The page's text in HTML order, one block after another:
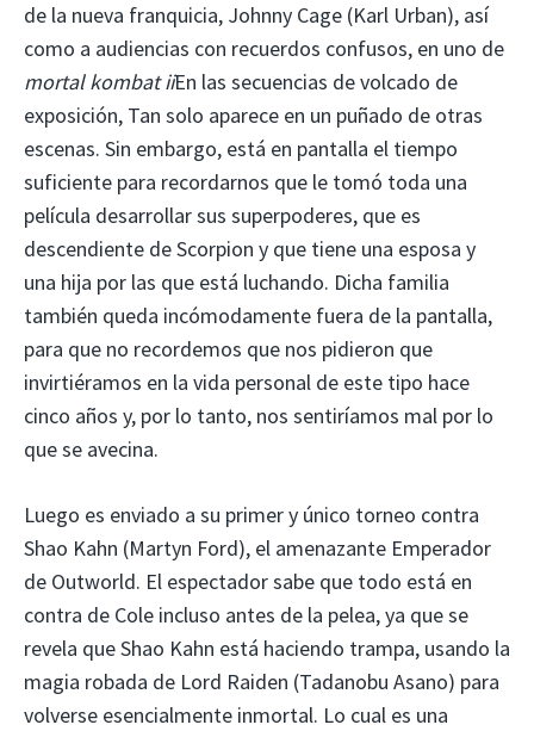
de la nueva franquicia, Johnny Cage (Karl Urban), así
como a audiencias con recuerdos confusos, en uno de
mortal kombat iiEn las secuencias de volcado de
exposición, Tan solo aparece en un puñado de otras
escenas. Sin embargo, está en pantalla el tiempo
suficiente para recordarnos que le tomó toda una
película desarrollar sus superpoderes, que es
descendiente de Scorpion y que tiene una esposa y
una hija por las que está luchando. Dicha familia
también queda incómodamente fuera de la pantalla,
para que no recordemos que nos pidieron que
invirtiéramos en la vida personal de este tipo hace
cinco años y, por lo tanto, nos sentiríamos mal por lo
que se avecina.
Luego es enviado a su primer y único torneo contra
Shao Kahn (Martyn Ford), el amenazante Emperador
de Outworld. El espectador sabe que todo está en
contra de Cole incluso antes de la pelea, ya que se
revela que Shao Kahn está haciendo trampa, usando la
magia robada de Lord Raiden (Tadanobu Asano) para
volverse esencialmente inmortal. Lo cual es una